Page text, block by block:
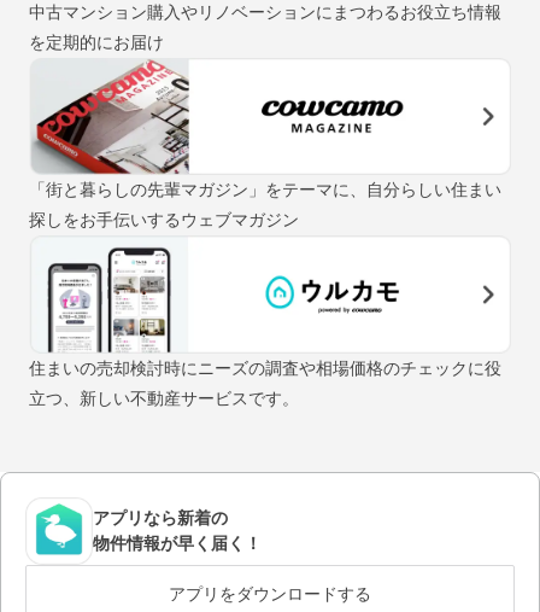
中古マンション購入やリノベーションにまつわるお役立ち情報
を定期的にお届け
「街と暮らしの先輩マガジン」をテーマに、自分らしい住まい
探しをお手伝いするウェブマガジン
住まいの売却検討時にニーズの調査や相場価格のチェックに役
立つ、新しい不動産サービスです。
アプリなら新着の
物件情報が早く届く！
アプリをダウンロードする